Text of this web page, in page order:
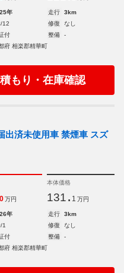
年 走行
3km
12 修復
なし
付 整備
-
府 相楽郡精華町
もり・在庫確認
出済未使用車 禁煙車 スズ
0 万円
本体価格
131. 1 万円
年 走行
3km
1 修復
なし
付 整備
-
府 相楽郡精華町